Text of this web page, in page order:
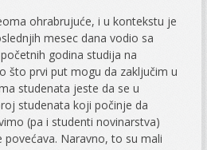
ohrabrujuće, i u kontekstu je
mesec dana vodio sa
godina studija na
što prvi put mogu da zaključim u
studenata jeste da se u
studenata koji počinje da
(pa i studenti novinarstva)
Naravno, to su mali